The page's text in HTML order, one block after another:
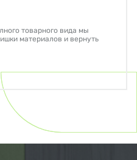
товарного вида мы
материалов и вернуть